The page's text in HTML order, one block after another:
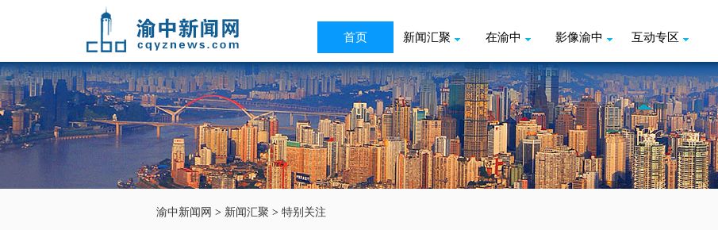
首页 新闻汇聚 在渝中 影像渝中 互动专区
渝中新闻网 > 新闻汇聚 > 特别关注